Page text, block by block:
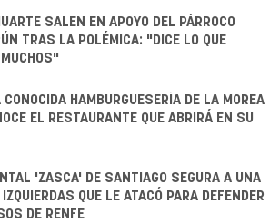
SALEN EN APOYO DEL PÁRROCO
TRAS LA POLÉMICA: "DICE LO QUE
CONOCIDA HAMBURGUESERÍA DE LA MOREA
EL RESTAURANTE QUE ABRIRÁ EN SU
'ZASCA' DE SANTIAGO SEGURA A UNA
QUE LE ATACÓ PARA DEFENDER
DE RENFE